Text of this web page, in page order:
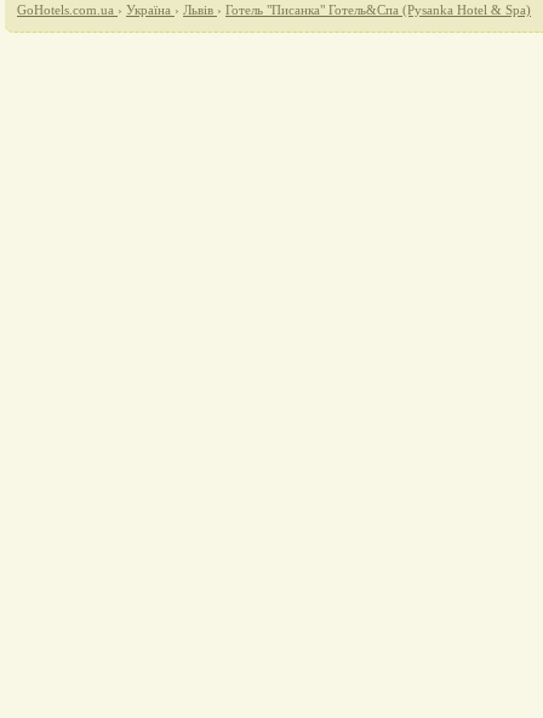
GoHotels.com.ua › Україна › Львів › Готель "Писанка" Готель&Cпа (Pysanka Hotel & Spa)